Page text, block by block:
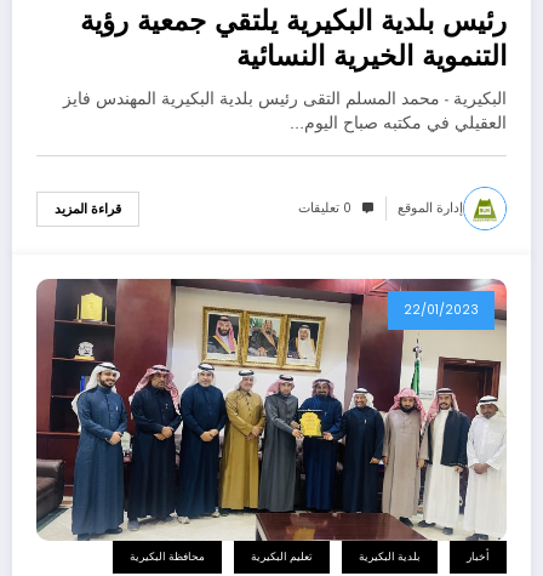
رئيس بلدية البكيرية يلتقي جمعية رؤية
التنموية الخيرية النسائية
البكيرية - محمد المسلم التقى رئيس بلدية البكيرية المهندس فايز
العقيلي في مكتبه صباح اليوم…
إدارة الموقع 0 تعليقات قراءة المزيد
22/01/2023
أخبار بلدية البكيرية تعليم البكيرية محافظة البكيرية